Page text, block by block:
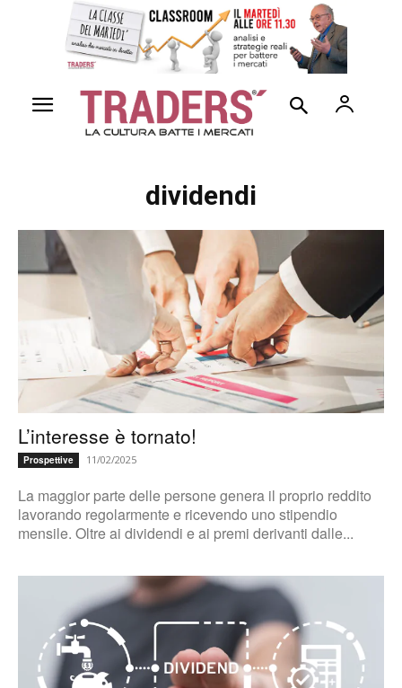
dividendi
L’interesse è tornato!
Prospettive 11/02/2025
La maggior parte delle persone genera il proprio reddito
lavorando regolarmente e ricevendo uno stipendio
mensile. Oltre ai dividendi e ai premi derivanti dalle...